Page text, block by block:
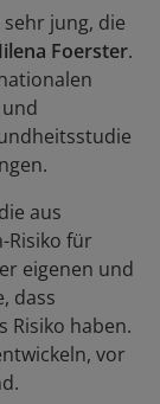
jung, die
Foerster.
aus
Risiko für
eigenen und
dass
Risiko haben.
vor